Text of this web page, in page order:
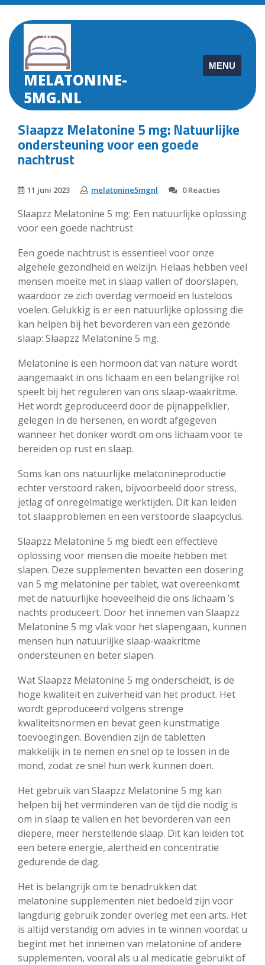
Skip
content
MELATONINE-
5MG.NL
MENU
Slaapzz Melatonine 5 mg: Natuurlijke
ondersteuning voor een goede
nachtrust
11 juni 2023 melatonine5mgnl 0 Reacties
Slaapzz Melatonine 5 mg: Een natuurlijke oplossing
voor een goede nachtrust
Een goede nachtrust is essentieel voor onze
algehele gezondheid en welzijn. Helaas hebben veel
mensen moeite met in slaap vallen of doorslapen,
waardoor ze zich overdag vermoeid en lusteloos
voelen. Gelukkig is er een natuurlijke oplossing die
kan helpen bij het bevorderen van een gezonde
slaap: Slaapzz Melatonine 5 mg.
Melatonine is een hormoon dat van nature wordt
aangemaakt in ons lichaam en een belangrijke rol
speelt bij het reguleren van ons slaap-waakritme.
Het wordt geproduceerd door de pijnappelklier,
gelegen in de hersenen, en wordt afgegeven
wanneer het donker wordt om ons lichaam voor te
bereiden op rust en slaap.
Soms kan ons natuurlijke melatonineproductie
echter verstoord raken, bijvoorbeeld door stress,
jetlag of onregelmatige werktijden. Dit kan leiden
tot slaapproblemen en een verstoorde slaapcyclus.
Slaapzz Melatonine 5 mg biedt een effectieve
oplossing voor mensen die moeite hebben met
slapen. Deze supplementen bevatten een dosering
van 5 mg melatonine per tablet, wat overeenkomt
met de natuurlijke hoeveelheid die ons lichaam ’s
nachts produceert. Door het innemen van Slaapzz
Melatonine 5 mg vlak voor het slapengaan, kunnen
mensen hun natuurlijke slaap-waakritme
ondersteunen en beter slapen.
Wat Slaapzz Melatonine 5 mg onderscheidt, is de
hoge kwaliteit en zuiverheid van het product. Het
wordt geproduceerd volgens strenge
kwaliteitsnormen en bevat geen kunstmatige
toevoegingen. Bovendien zijn de tabletten
makkelijk in te nemen en snel op te lossen in de
mond, zodat ze snel hun werk kunnen doen.
Het gebruik van Slaapzz Melatonine 5 mg kan
helpen bij het verminderen van de tijd die nodig is
om in slaap te vallen en het bevorderen van een
diepere, meer herstellende slaap. Dit kan leiden tot
een betere energie, alertheid en concentratie
gedurende de dag.
Het is belangrijk om te benadrukken dat
melatonine supplementen niet bedoeld zijn voor
langdurig gebruik zonder overleg met een arts. Het
is altijd verstandig om advies in te winnen voordat u
begint met het innemen van melatonine of andere
supplementen, vooral als u al medicatie gebruikt of